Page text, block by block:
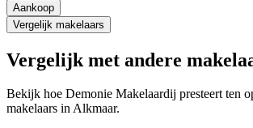
Aankoop
Vergelijk makelaars
Vergelijk met andere
Bekijk hoe Demonie Makelaardij presteert ten
makelaars in Alkmaar.